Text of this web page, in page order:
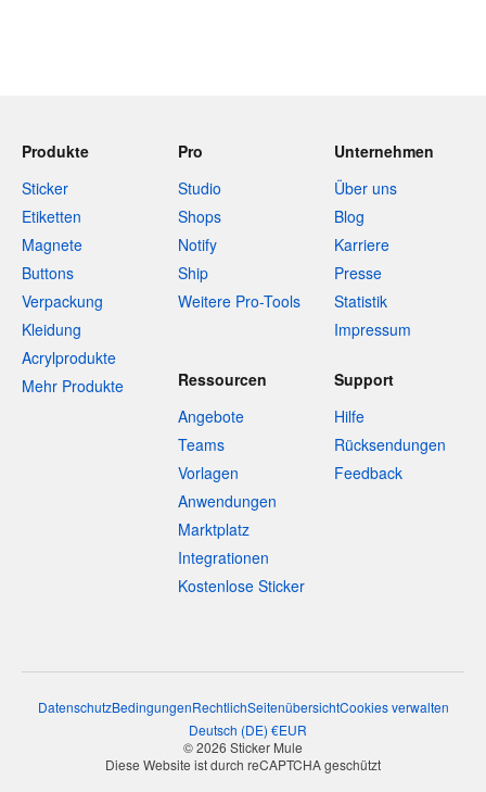
Produkte
Sticker
Etiketten
Magnete
Buttons
Verpackung
Kleidung
Acrylprodukte
Mehr Produkte
Pro
Studio
Shops
Notify
Ship
Weitere Pro-Tools
Unternehmen
Über uns
Blog
Karriere
Presse
Statistik
Impressum
Ressourcen
Angebote
Teams
Vorlagen
Anwendungen
Marktplatz
Integrationen
Kostenlose Sticker
Support
Hilfe
Rücksendungen
Feedback
DatenschutzBedingungenRechtlichSeitenübersichtCookies verwalten
Deutsch (DE) €EUR
© 2026 Sticker Mule
Diese Website ist durch reCAPTCHA geschützt